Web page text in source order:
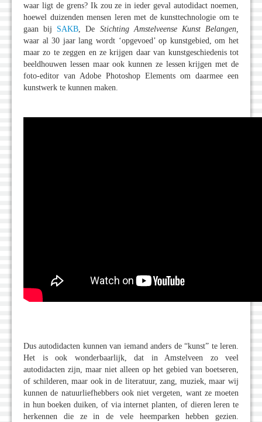
waar ligt de grens? Ik zou ze in ieder geval autodidact noemen,
hoewel duizenden mensen leren met de kunsttechnologie om te
gaan bij SAKB, De Stichting Amstelveense Kunst Belangen,
waar al 30 jaar lang wordt ‘opgevoed’ op kunstgebied, om het
maar zo te zeggen en ze krijgen daar van kunstgeschiedenis tot
beeldhouwen lessen maar ook kunnen ze lessen krijgen met de
foto-editor van Adobe Photoshop Elements om daarmee een
kunstwerk te kunnen maken.
Dus autodidacten kunnen van iemand anders de “kunst” te leren.
Het is ook wonderbaarlijk, dat in Amstelveen zo veel
autodidacten zijn, maar niet alleen op het gebied van boetseren,
of schilderen, maar ook in de literatuur, zang, muziek, maar wij
kunnen de natuurliefhebbers ook niet vergeten, want ze moeten
in hun boeken duiken, of via internet planten, of dieren leren te
herkennen die ze in de vele heemparken hebben gezien.